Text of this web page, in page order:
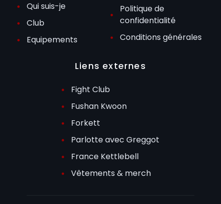
Qui suis-je
Club
Equipements
Politique de
confidentialité
Conditions générales
Liens externes
Fight Club
Fushan Kwoon
Forkett
Parlotte avec Greggot
France Kettlebell
Vêtements & merch